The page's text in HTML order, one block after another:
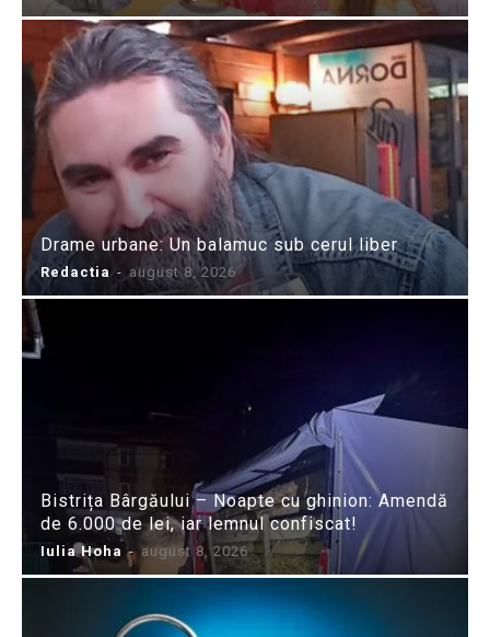
Drame urbane: Un balamuc sub cerul liber
Redactia - august 8, 2026
Bistrița Bârgăului – Noapte cu ghinion: Amendă
de 6.000 de lei, iar lemnul confiscat!
Iulia Hoha - august 8, 2026